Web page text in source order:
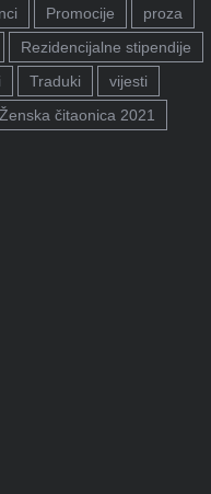
Promocije
proza
Rezidencijalne stipendije
Traduki
vijesti
Ženska čitaonica 2021